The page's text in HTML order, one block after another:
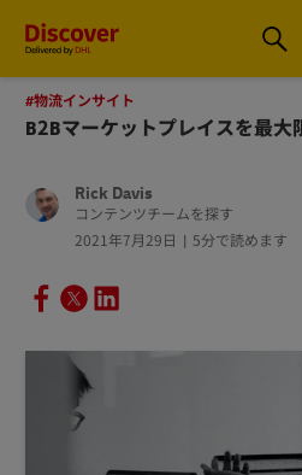
DHL Discover Japan
#物流インサイト
B2Bマーケットプレイスを最大
Rick Davis
コンテンツチームを探す
2021年7月29日
5分で読めます